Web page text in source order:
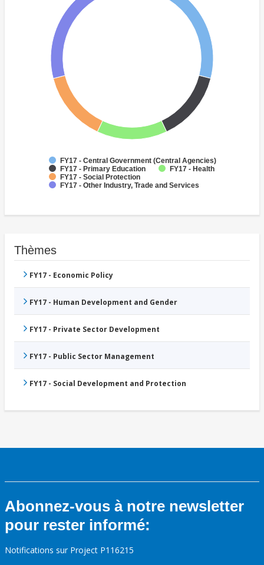
FY17 - Central Government (Central Agencies)
FY17 - Primary Education
FY17 - Health
FY17 - Social Protection
FY17 - Other Industry, Trade and Services
Thèmes
FY17 - Economic Policy
FY17 - Human Development and Gender
FY17 - Private Sector Development
FY17 - Public Sector Management
FY17 - Social Development and Protection
Abonnez-vous à notre newsletter
pour rester informé:
Notifications sur Project P116215